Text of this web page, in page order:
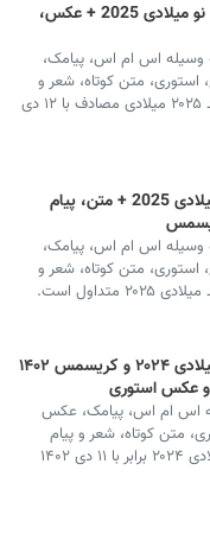
متن تبریک سال نو میلادی 2025 + عکس،
وسیله اس ام اس، پیامک،
متن کوتاه، شعر و
پیام انگلیسی در آغاز سال جدید ۲۰۲۵ میلادی مصادف با ۱۲ دی
تبریک سال نو میلادی 2025 + متن، پیام
وسیله اس ام اس، پیامک،
متن کوتاه، شعر و
است.
تبریک سال نو میلادی ۲۰۲۴ و کریسمس ۱۴۰۲
و عکس استوری
اس ام اس، پیامک، عکس
متن کوتاه، شعر و پیام
انگلیسی در آغاز سال جدید میلادی ۲۰۲۴ برابر با ۱۱ دی ۱۴۰۲